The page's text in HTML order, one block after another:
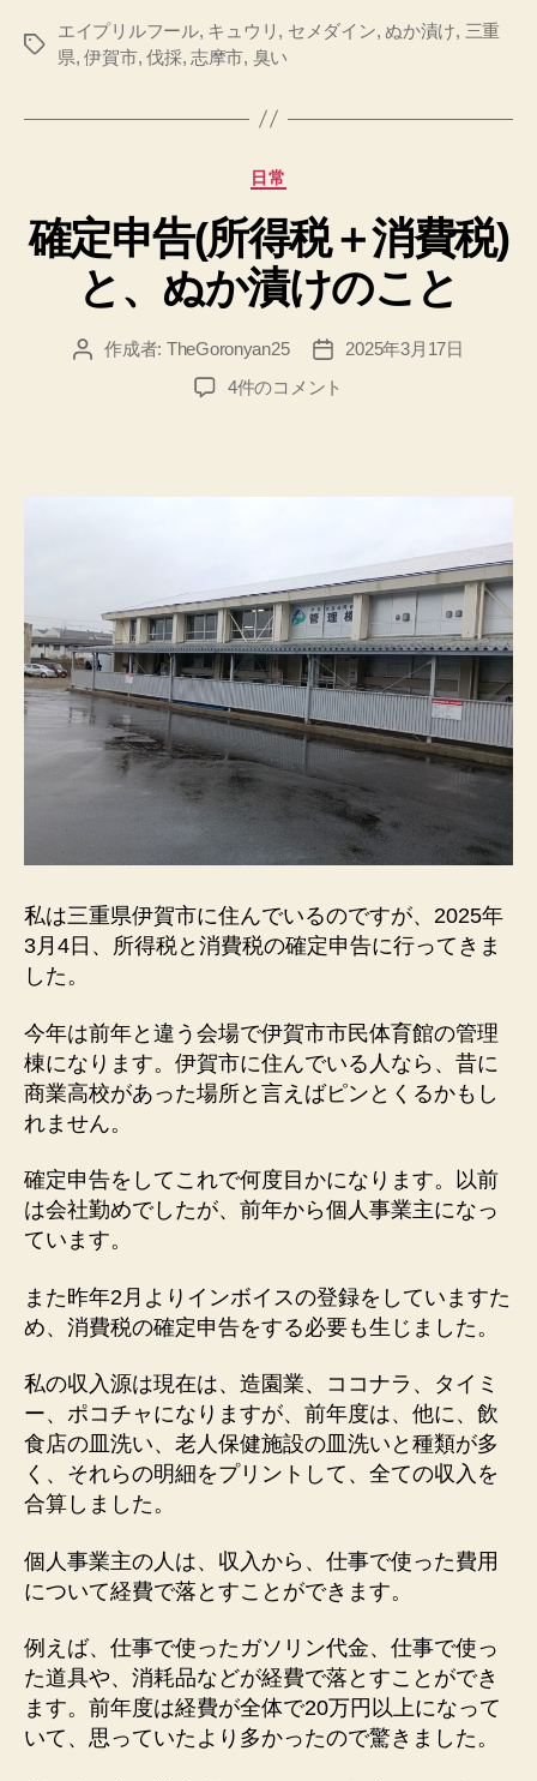
タ
エイプリルフール, キュウリ , セメダイン, ぬか漬け, 三重
県,伊賀市, 伐採, 志摩市, 臭い
カ
ゴ
リ
ー
日常
確定申告(所得税＋消費税)
と、ぬか漬けのこと
投 作成者: TheGoronyan25
投
稿
日
2025年3月17日
確
消
費
税)
と、
ぬ
か
漬
け
の
と
の
4件のコメント
私は三重県伊賀市に住んでいるのですが、2025年
3月4日、所得税と消費税の確定申告に行ってきま
した。
今年は前年と違う会場で伊賀市市民体育館の管理
棟になります。伊賀市に住んでいる人なら、昔に
商業高校があった場所と言えばピンとくるかもし
れません。
確定申告をしてこれで何度目かになります。以前
は会社勤めでしたが、前年から個人事業主になっ
ています。
また昨年2月よりインボイスの登録をしていますた
め、消費税の確定申告をする必要も生じました。
私の収入源は現在は、造園業、ココナラ、タイミ
ー、ポコチャになりますが、前年度は、他に、飲
食店の皿洗い、老人保健施設の皿洗いと種類が多
く、それらの明細をプリントして、全ての収入を
合算しました。
個人事業主の人は、収入から、仕事で使った費用
について経費で落とすことができます。
例えば、仕事で使ったガソリン代金、仕事で使っ
た道具や、消耗品などが経費で落とすことができ
ます。前年度は経費が全体で20万円以上になって
いて、思っていたより多かったので驚きました。